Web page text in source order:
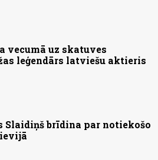
vecumā uz skatuves
leģendārs latviešu aktieris
Slaidiņš brīdina par notiekošo